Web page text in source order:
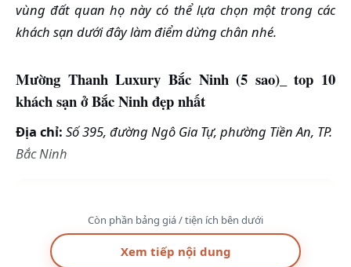
vùng đất quan họ này có thể lựa chọn một trong các
khách sạn dưới đây làm điểm dừng chân nhé.
Mường Thanh Luxury Bắc Ninh (5 sao)_ top 10
khách sạn ở Bắc Ninh đẹp nhất
Địa chỉ: Số 395, đường Ngô Gia Tự, phường Tiền An, TP.
Bắc Ninh
Còn phần bảng giá / tiện ích bên dưới
Xem tiếp nội dung